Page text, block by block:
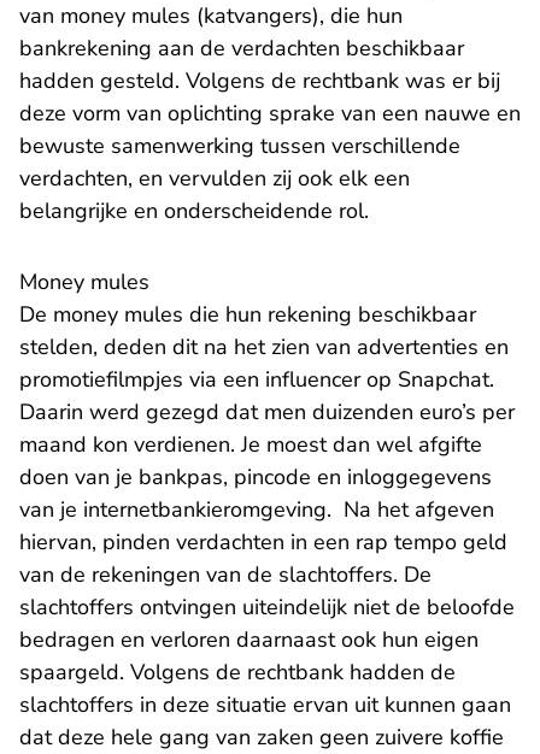
van money mules (katvangers), die hun
bankrekening aan de verdachten beschikbaar
hadden gesteld. Volgens de rechtbank was er bij
deze vorm van oplichting sprake van een nauwe en
bewuste samenwerking tussen verschillende
verdachten, en vervulden zij ook elk een
belangrijke en onderscheidende rol.
Money mules
De money mules die hun rekening beschikbaar
stelden, deden dit na het zien van advertenties en
promotiefilmpjes via een influencer op Snapchat.
Daarin werd gezegd dat men duizenden euro’s per
maand kon verdienen. Je moest dan wel afgifte
doen van je bankpas, pincode en inloggegevens
van je internetbankieromgeving. Na het afgeven
hiervan, pinden verdachten in een rap tempo geld
van de rekeningen van de slachtoffers. De
slachtoffers ontvingen uiteindelijk niet de beloofde
bedragen en verloren daarnaast ook hun eigen
spaargeld. Volgens de rechtbank hadden de
slachtoffers in deze situatie ervan uit kunnen gaan
dat deze hele gang van zaken geen zuivere koffie